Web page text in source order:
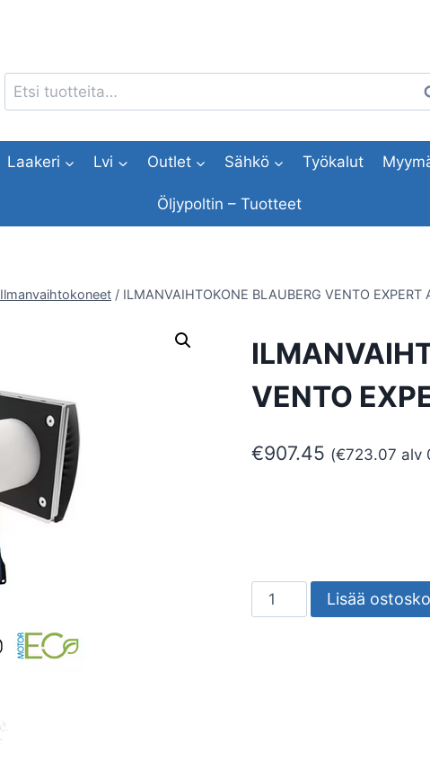
Etsi:
Laakeri Lvi Outlet Sähkö Työkalut
Öljypoltin – Tuotteet
Ilmanvaihtokoneet / ILMANVAIHTOKONE BLAUBERG VENTO EXPERT
VENTO
€907.45 (€723.07 alv
ILMANVAIHTOKONE
BLAUBERG
Lisää